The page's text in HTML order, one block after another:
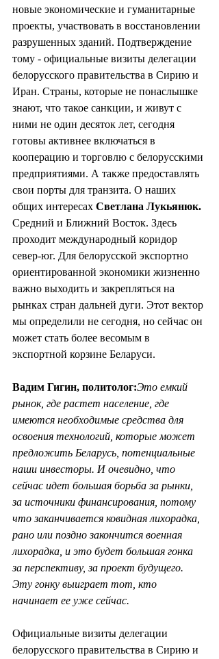
новые экономические и гуманитарные
проекты, участвовать в восстановлении
разрушенных зданий. Подтверждение
тому - официальные визиты делегации
белорусского правительства в Сирию и
Иран. Страны, которые не понаслышке
знают, что такое санкции, и живут с
ними не один десяток лет, сегодня
готовы активнее включаться в
кооперацию и торговлю с белорусскими
предприятиями. А также предоставлять
свои порты для транзита. О наших
общих интересах Светлана Лукьянюк.
Средний и Ближний Восток. Здесь
проходит международный коридор
север-юг. Для белорусской экспортно
ориентированной экономики жизненно
важно выходить и закрепляться на
рынках стран дальней дуги. Этот вектор
мы определили не сегодня, но сейчас он
может стать более весомым в
экспортной корзине Беларуси.
Вадим Гигин, политолог:Это емкий
рынок, где растет население, где
имеются необходимые средства для
освоения технологий, которые может
предложить Беларусь, потенциальные
наши инвесторы. И очевидно, что
сейчас идет большая борьба за рынки,
за источники финансирования, потому
что заканчивается ковидная лихорадка,
рано или поздно закончится военная
лихорадка, и это будет большая гонка
за перспективу, за проект будущего.
Эту гонку выиграет тот, кто
начинает ее уже сейчас.
Официальные визиты делегации
белорусского правительства в Сирию и